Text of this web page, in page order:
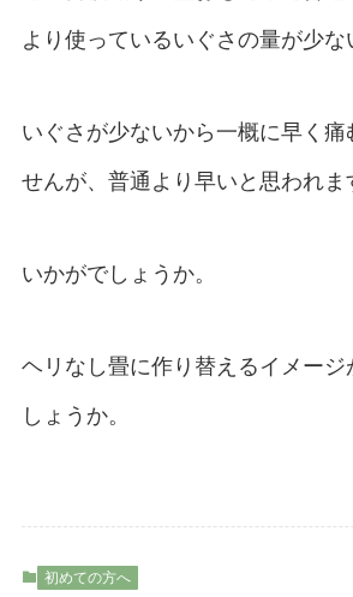
より使っているいぐさの量が少な
いぐさが少ないから一概に早く痛
せんが、普通より早いと思われま
いかがでしょうか。
ヘリなし畳に作り替えるイメー
しょうか。
初めての方へ